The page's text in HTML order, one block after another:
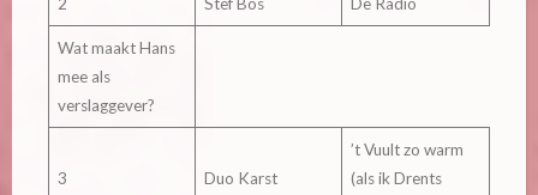
Wat maakt Hans
mee als
verslaggever?
3 Duo Karst
’t Vuult zo warm
(als ik Drents